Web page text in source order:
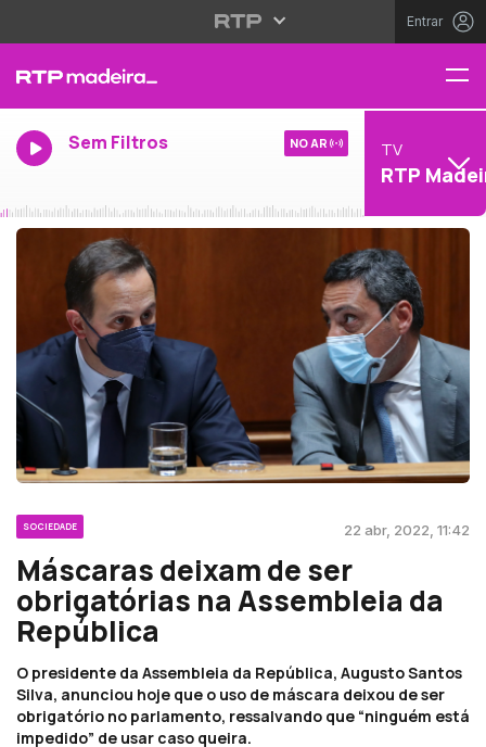
Entrar
Sem Filtros NO AR TV
RTP
SOCIEDADE 22 abr, 2022, 11:42
Máscaras deixam de ser
obrigatórias na Assembleia da
República
O presidente da Assembleia da República, Augusto Santos
Silva, anunciou hoje que o uso de máscara deixou de ser
obrigatório no parlamento, ressalvando que “ninguém está
impedido” de usar caso queira.